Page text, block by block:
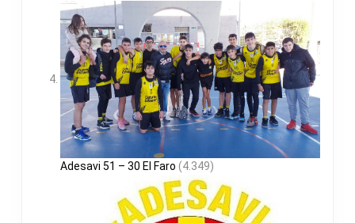
Adesavi 51 – 30 El Faro (4.349)